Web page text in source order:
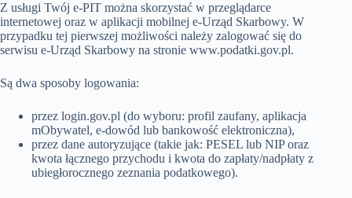
Z usługi Twój e-PIT można skorzystać w przeglądarce
internetowej oraz w aplikacji mobilnej e-Urząd Skarbowy. W
przypadku tej pierwszej możliwości należy zalogować się do
serwisu e-Urząd Skarbowy na stronie www.podatki.gov.pl.
Są dwa sposoby logowania:
przez login.gov.pl (do wyboru: profil zaufany, aplikacja
mObywatel, e-dowód lub bankowość elektroniczna),
przez dane autoryzujące (takie jak: PESEL lub NIP oraz
kwota łącznego przychodu i kwota do zapłaty/nadpłaty z
ubiegłorocznego zeznania podatkowego).